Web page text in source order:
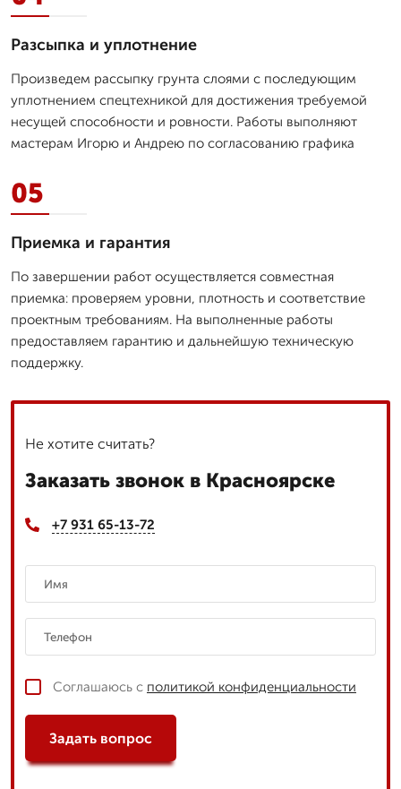
Разсыпка и уплотнение
Произведем рассыпку грунта слоями с последующим
уплотнением спецтехникой для достижения требуемой
несущей способности и ровности. Работы выполняют
мастерам Игорю и Андрею по согласованию графика
05
Приемка и гарантия
По завершении работ осуществляется совместная
приемка: проверяем уровни, плотность и соответствие
проектным требованиям. На выполненные работы
предоставляем гарантию и дальнейшую техническую
поддержку.
Не хотите считать?
Заказать звонок в Красноярске
+7 931 65-13-72
Соглашаюсь с политикой конфиденциальности
Задать вопрос